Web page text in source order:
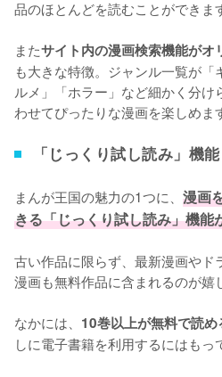
品のほとんどを読むことができま
またサイト内の漫画検索機能がオ
も大きな特徴。ジャンル一覧が
ルメ」「ホラー」など細かく分
わせてぴったりな漫画を楽しめま
「じっくり試し読み」機能
まんが王国の魅力の1つに、 漫画
きる「じっくり試し読み」機能
古い作品に限らず、最新漫画やド
漫画も無料作品に含まれるのが嬉
なかには、 10巻以上が無料で読め
しに電子書籍を利用するにはもっ